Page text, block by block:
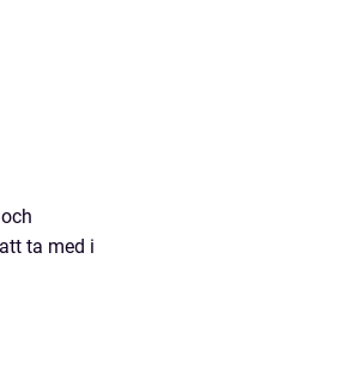
ta med i